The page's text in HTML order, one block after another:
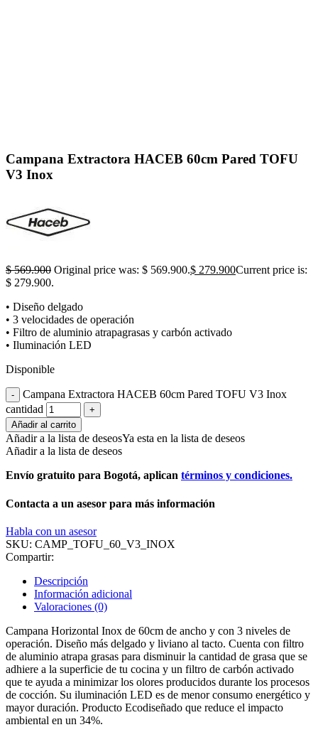
Campana Extractora HACEB 60cm Pared TOFU
V3 Inox
$569.900 Original price was: $ 569.900.$ 279.900Current price is:
$ 279.900.
• Diseño delgado
• 3 velocidades de operación
• Filtro de aluminio atrapagrasas y carbón activado
• Iluminación LED
Disponible
Campana Extractora HACEB 60cm Pared TOFU V3 Inox
cantidad
Añadir al carrito
Añadir a la lista de deseosYa esta en la lista de deseos
Añadir a la lista de deseos
Envío gratuito para Bogotá, aplican términos y condiciones.
Contacta a un asesor para más información
Habla con un asesor
SKU: CAMP_TOFU_60_V3_INOX
Compartir:
Descripción
Información adicional
Valoraciones (0)
Campana Horizontal Inox de 60cm de ancho y con 3 niveles de
operación. Diseño más delgado y liviano al tacto. Cuenta con filtro
de aluminio atrapa grasas para disminuir la cantidad de grasa que se
adhiere a la superficie de tu cocina y un filtro de carbón activado
que te ayuda a minimizar los olores producidos durante los procesos
de cocción. Su iluminación LED es de menor consumo energético y
mayor duración. Producto Ecodiseñado que reduce el impacto
ambiental en un 34%.